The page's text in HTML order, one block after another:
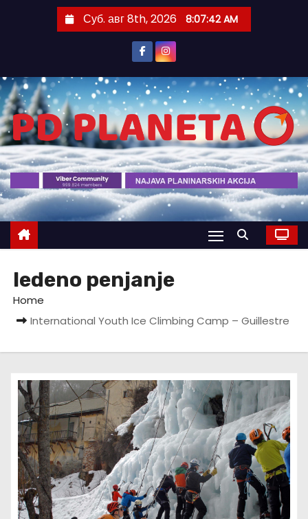
t
o
c
o
n
t
e
n
Суб. авг 8th, 2026 8:07:42 AM
ledeno penjanje
Home
International Youth Ice Climbing Camp – Guillestre